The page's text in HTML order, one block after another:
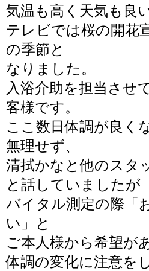
気温も高く天気も良
テレビでは桜の開花
の季節と
なりました。
入浴介助を担当させ
客様です。
ここ数日体調が良く
無理せず、
清拭かなと他のスタ
と話していましたが
バイタル測定の際「
い」と
ご本人様から希望が
体調の変化に注意を